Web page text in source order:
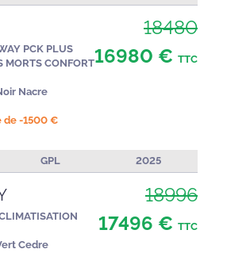
PCK PLUS
MORTS CONFORT
Nacre
de -1500 €
18480
16980 € TTC
GPL 2025
Cedre
18996
17496 € TTC